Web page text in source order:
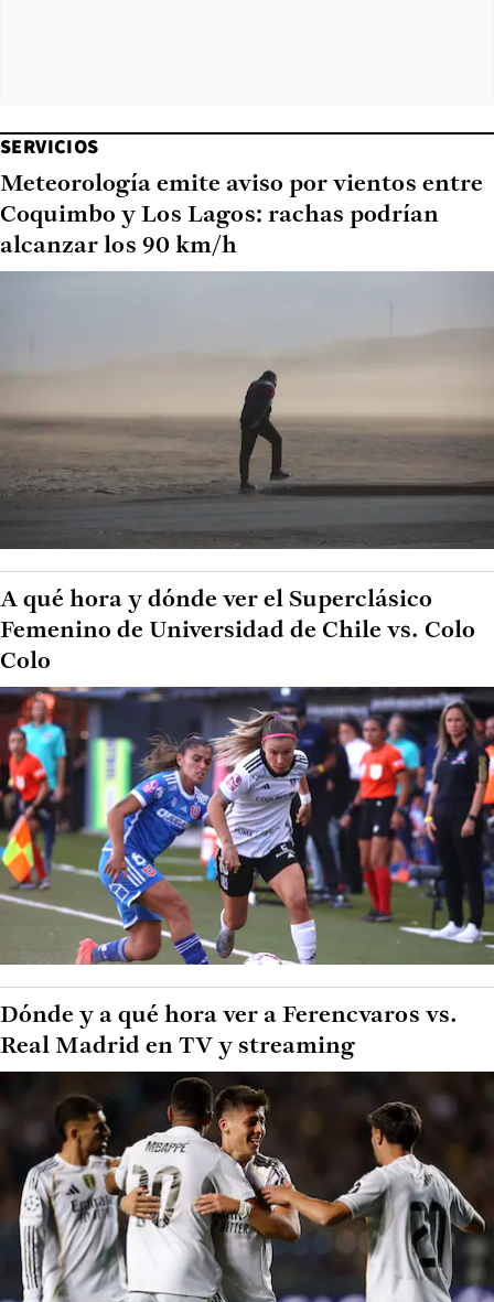
SERVICIOS
Meteorología emite aviso por vientos entre
Coquimbo y Los Lagos: rachas podrían
alcanzar los 90 km/h
A qué hora y dónde ver el Superclásico
Femenino de Universidad de Chile vs. Colo
Colo
Dónde y a qué hora ver a Ferencvaros vs.
Real Madrid en TV y streaming